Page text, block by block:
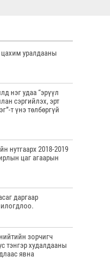
уралдааны
нэг удаа “эрүүл
сэргийлэх, эрт
т үнэ төлбөргүй
нутгаарх 2018-2019
цаг агаарын
даргаар
зорчигч
тэнгэр худалдааны
явна